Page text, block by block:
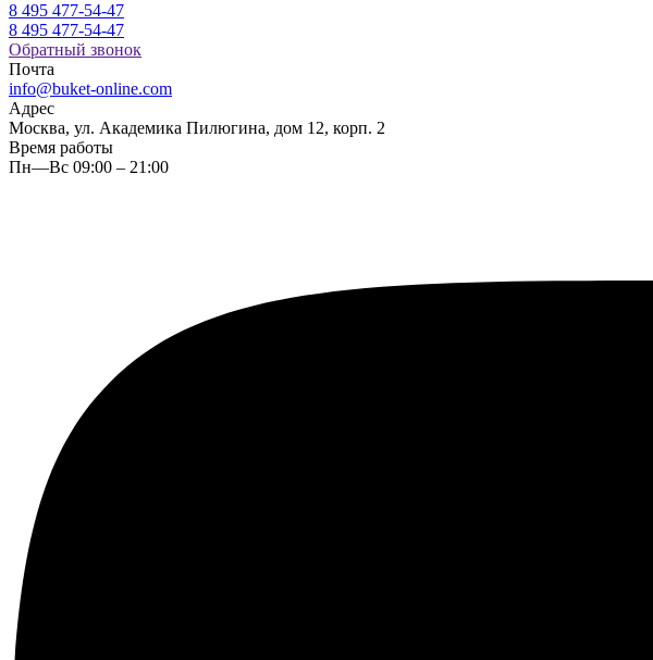
8 495 477-54-47
8 495 477-54-47
Обратный звонок
Почта
info@buket-online.com
Адрес
Москва, ул. Академика Пилюгина, дом 12, корп. 2
Время работы
Пн—Вс 09:00 – 21:00